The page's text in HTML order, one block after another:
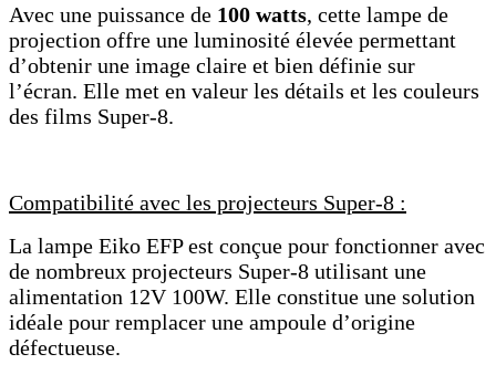
Avec une puissance de 100 watts, cette lampe de
projection offre une luminosité élevée permettant
d’obtenir une image claire et bien définie sur
l’écran. Elle met en valeur les détails et les couleurs
des films Super-8.
Compatibilité avec les projecteurs Super-8 :
La lampe Eiko EFP est conçue pour fonctionner avec
de nombreux projecteurs Super-8 utilisant une
alimentation 12V 100W. Elle constitue une solution
idéale pour remplacer une ampoule d’origine
défectueuse.